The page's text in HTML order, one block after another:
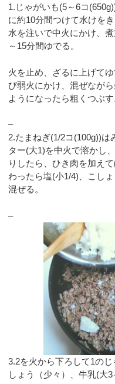
1.じゃがいも(5～6コ
に約10分間つけて水けを
水を注いで中火にかけ、
～15分間ゆでる。
火を止め、ざるに上げて
び弱火にかけ、混ぜなが
ようになったら粗くつぶす
–
2.たまねぎ(1/2コ(100g))
ター(大1)を中火で溶かし
りしたら、ひき肉を加え
わったら塩(小1/4)、こし
混ぜる。
–
3.2を火から下ろして1の
しょう（少々）、牛乳(大